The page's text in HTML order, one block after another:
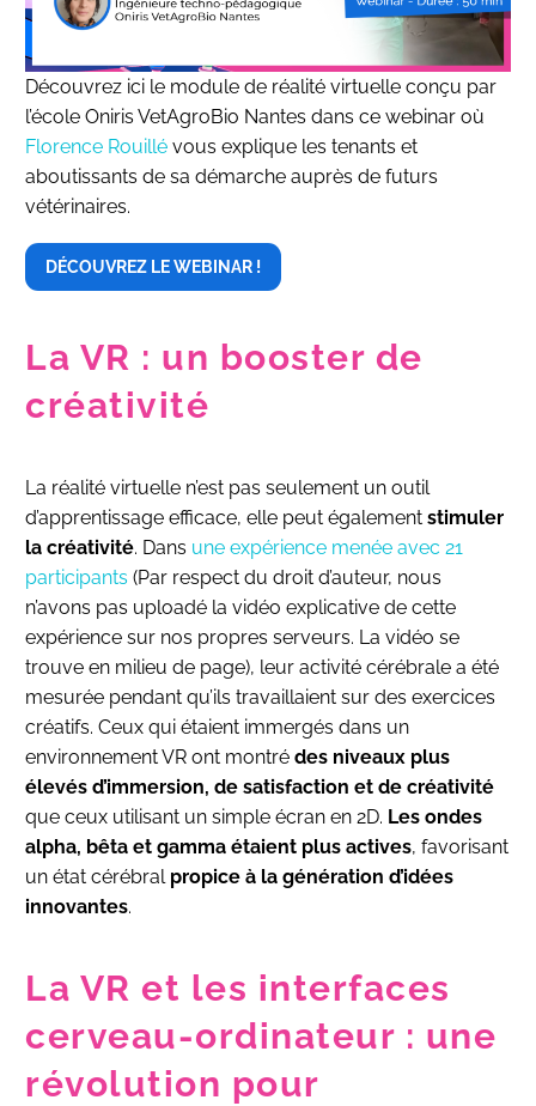
Découvrez ici le module de réalité virtuelle conçu par
l’école Oniris VetAgroBio Nantes dans ce webinar où
Florence Rouillé vous explique les tenants et
aboutissants de sa démarche auprès de futurs
vétérinaires.
DÉCOUVREZ LE WEBINAR !
La VR : un booster de
créativité
La réalité virtuelle n’est pas seulement un outil
d’apprentissage efficace, elle peut également stimuler
la créativité. Dans une expérience menée avec 21
participants (Par respect du droit d’auteur, nous
n’avons pas uploadé la vidéo explicative de cette
expérience sur nos propres serveurs. La vidéo se
trouve en milieu de page), leur activité cérébrale a été
mesurée pendant qu’ils travaillaient sur des exercices
créatifs. Ceux qui étaient immergés dans un
environnement VR ont montré des niveaux plus
élevés d’immersion, de satisfaction et de créativité
que ceux utilisant un simple écran en 2D. Les ondes
alpha, bêta et gamma étaient plus actives, favorisant
un état cérébral propice à la génération d’idées
innovantes.
La VR et les interfaces
cerveau-ordinateur : une
révolution pour